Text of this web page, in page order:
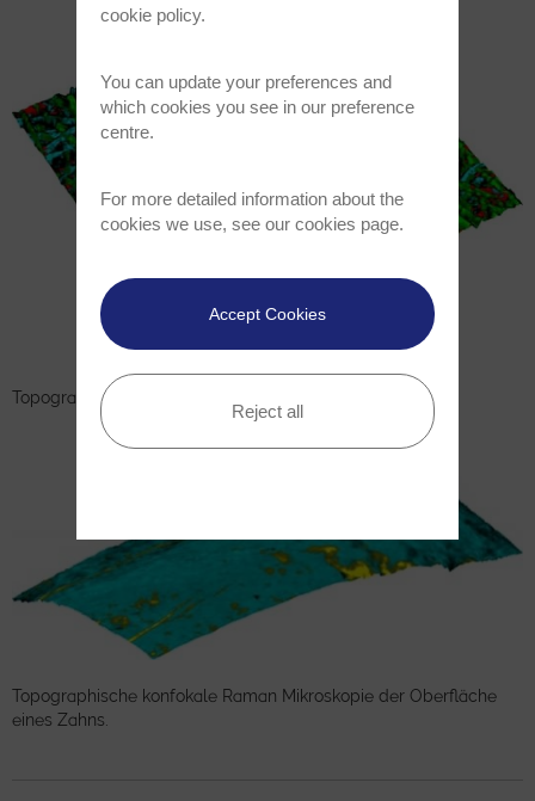
Topografisches Raman-Bild von Zellulosefasen (Papier).
Topographische konfokale Raman Mikroskopie der Oberfläche
eines Zahns.
cookie policy.
You can update your preferences and
which cookies you see in our preference
centre.
For more detailed information about the
cookies we use, see our cookies page.
Accept Cookies
Reject all